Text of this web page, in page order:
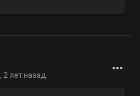
2 лет назад